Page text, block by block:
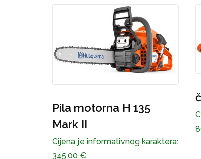
Cijena je informativnog karaktera:
890,00 €